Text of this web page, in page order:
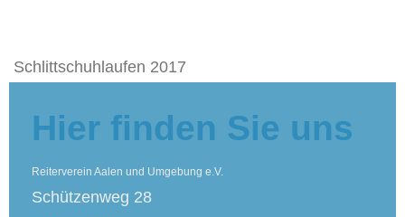
Schlittschuhlaufen 2017
Hier finden Sie uns
Reiterverein Aalen und Umgebung e.V.
Schützenweg 28